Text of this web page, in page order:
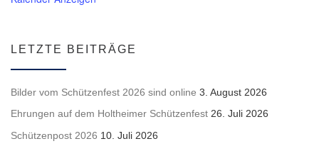
LETZTE BEITRÄGE
Bilder vom Schützenfest 2026 sind online 3. August 2026
Ehrungen auf dem Holtheimer Schützenfest 26. Juli 2026
Schützenpost 2026 10. Juli 2026